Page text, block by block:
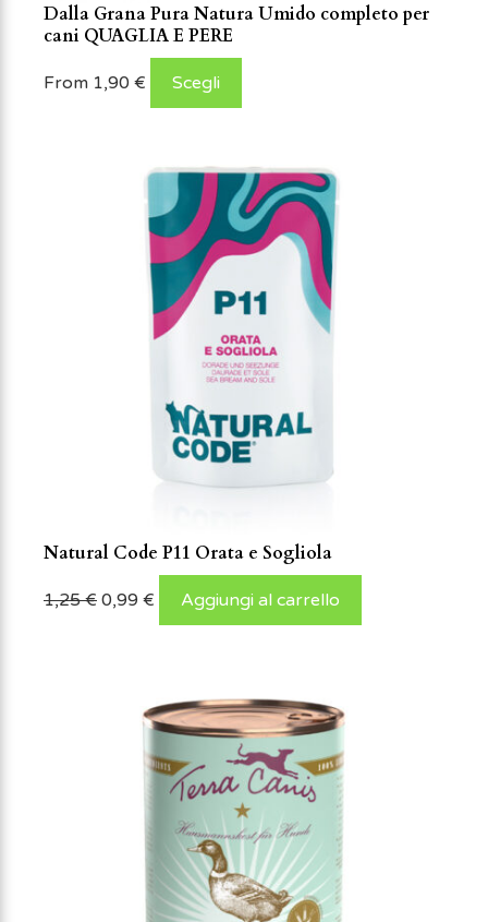
Dalla Grana Pura Natura Umido completo per
cani QUAGLIA E PERE
From 1,90 € Scegli
Natural Code P11 Orata e Sogliola
1,25€ 0,99 € Aggiungi al carrello